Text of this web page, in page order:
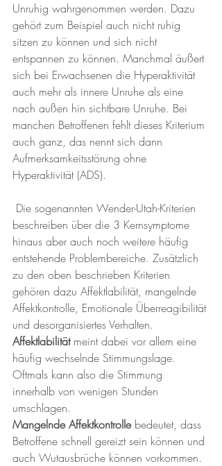
Unruhig wahrgenommen werden. Dazu
gehört zum Beispiel auch nicht ruhig
sitzen zu können und sich nicht
entspannen zu können. Manchmal äußert
sich bei Erwachsenen die Hyperaktivität
auch mehr als innere Unruhe als eine
nach außen hin sichtbare Unruhe. Bei
manchen Betroffenen fehlt dieses Kriterium
auch ganz, das nennt sich dann
Aufmerksamkeitsstörung ohne
Hyperaktivität (ADS).
beschreiben über die 3 Kernsymptome
hinaus aber auch noch weitere häufig
entstehende Problembereiche. Zusätzlich
zu den oben beschrieben Kriterien
gehören dazu Affektlabilität, mangelnde
Affektkontrolle, Emotionale Überreagibilität
und desorganisiertes Verhalten.
Affektlabilität meint dabei vor allem eine
häufig wechselnde Stimmungslage.
Oftmals kann also die Stimmung
innerhalb von wenigen Stunden
umschlagen.
Mangelnde Affektkontrolle bedeutet, dass
Betroffene schnell gereizt sein können und
auch Wutausbrüche können vorkommen.